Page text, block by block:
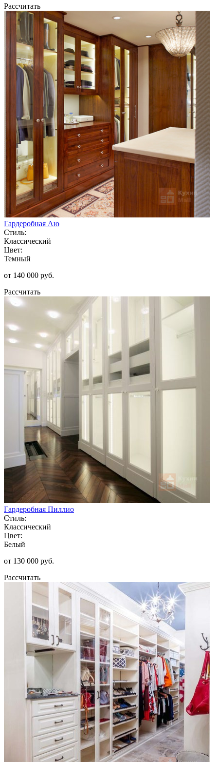
Рассчитать
Гардеробная Аю
Стиль:
Классический
Цвет:
Темный
от 140 000 руб.
Рассчитать
Гардеробная Пиллио
Стиль:
Классический
Цвет:
Белый
от 130 000 руб.
Рассчитать